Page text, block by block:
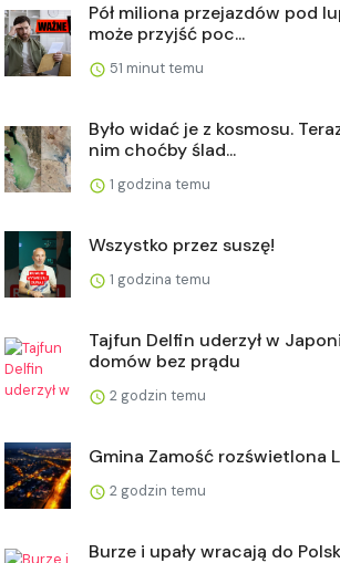
Pół miliona przejazdów pod
może przyjść poc...
51 minut temu
Było widać je z kosmosu.
nim choćby ślad...
1 godzina temu
Wszystko przez suszę!
1 godzina temu
Tajfun Delfin uderzył w
domów bez prądu
2 godzin temu
Gmina Zamość rozświetlona
2 godzin temu
Burze i upały wracają do